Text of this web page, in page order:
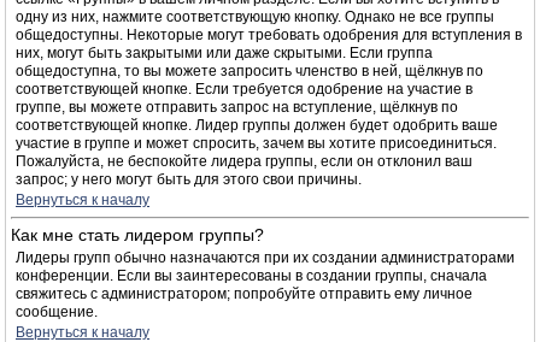
одну из них, нажмите соответствующую кнопку. Однако не все группы
общедоступны. Некоторые могут требовать одобрения для вступления в
них, могут быть закрытыми или даже скрытыми. Если группа
общедоступна, то вы можете запросить членство в ней, щёлкнув по
соответствующей кнопке. Если требуется одобрение на участие в
группе, вы можете отправить запрос на вступление, щёлкнув по
соответствующей кнопке. Лидер группы должен будет одобрить ваше
участие в группе и может спросить, зачем вы хотите присоединиться.
Пожалуйста, не беспокойте лидера группы, если он отклонил ваш
запрос; у него могут быть для этого свои причины.
Вернуться к началу
Как мне стать лидером группы?
Лидеры групп обычно назначаются при их создании администраторами
конференции. Если вы заинтересованы в создании группы, сначала
свяжитесь с администратором; попробуйте отправить ему личное
сообщение.
Вернуться к началу